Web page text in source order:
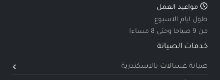
مواعيد العمل
طول ايام الاسبوع
من 9 صباحا وحتى 8 مساءا
خدمات الصيانة
صيانة غسالات بالاسكندرية